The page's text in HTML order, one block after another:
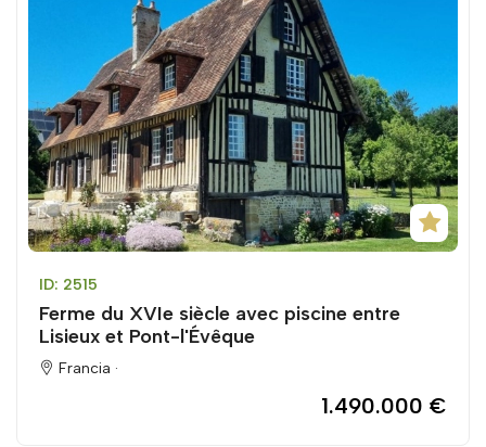
ID: 2515
Ferme du XVIe siècle avec piscine entre
Lisieux et Pont-l'Évêque
Francia ·
1.490.000 €